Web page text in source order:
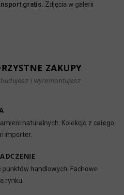
gratis. Zdjęcia w galerii
ZAKUPY
i wyremontujesz
naturalnych. Kolekcje z całego
importer.
punktów handlowych. Fachowe
rynku.